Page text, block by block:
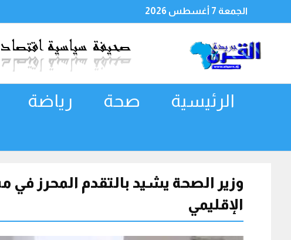
الجمعة 7 أغسطس 2026
الرئيسية صحة رياضة
وزير الصحة يشيد بالتقدم المحرز
الإقليمي